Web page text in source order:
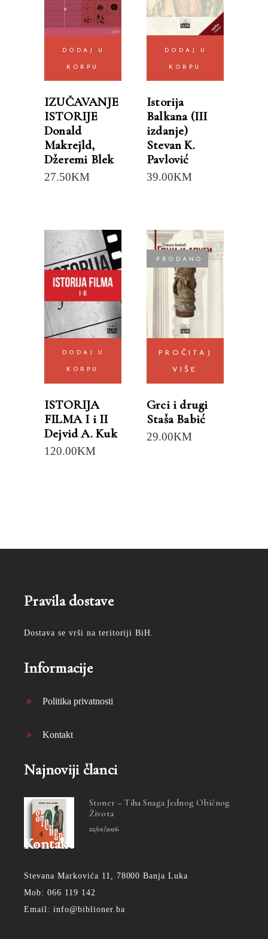
DODAJ U
KORPU
IZUČAVANJE
ISTORIJE
Donald
Makrejld,
Džeremi Blek
27.50KM
DODAJ U
KORPU
Istorija
Balkana (III
izdanje)
Stevan K.
Pavlović
39.00KM
DODAJ U
KORPU
ISTORIJA
FILMA I i II
Dejvid A. Kuk
120.00KM
PRODANO
PROČITAJ
VIŠE
Grci i drugi
Staša Babić
29.00KM
Pravila dostave
Dostava se vrši na teritoriji BiH.
Informacije
Politika privatnosti
Kontakt
Najnoviji članci
Stoner – Tiha Snaga Jednog Običnog
Života
22/01/2026
Kontakt
Stevana Markovića 11, 78000 Banja Luka
Mob: 066 119 142
Email: info@biblioner.ba